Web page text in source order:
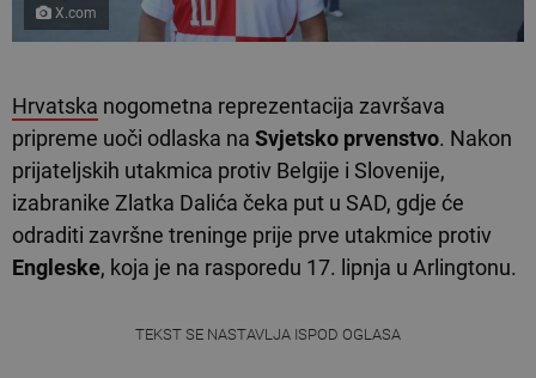
X.com
Hrvatska nogometna reprezentacija završava
pripreme uoči odlaska na Svjetsko prvenstvo. Nakon
prijateljskih utakmica protiv Belgije i Slovenije,
izabranike Zlatka Dalića čeka put u SAD, gdje će
odraditi završne treninge prije prve utakmice protiv
Engleske, koja je na rasporedu 17. lipnja u Arlingtonu.
TEKST SE NASTAVLJA ISPOD OGLASA